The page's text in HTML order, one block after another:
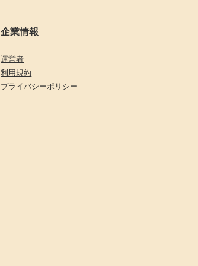
企業情報
運営者
利用規約
プライバシーポリシー